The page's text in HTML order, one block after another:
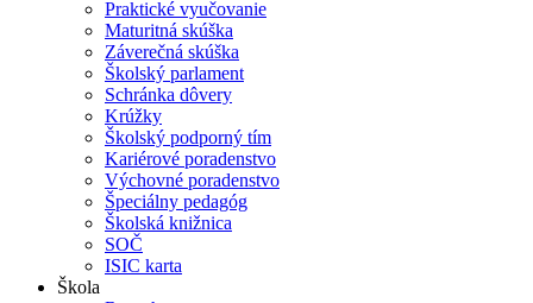
Praktické vyučovanie
Maturitná skúška
Záverečná skúška
Školský parlament
Schránka dôvery
Krúžky
Školský podporný tím
Kariérové poradenstvo
Výchovné poradenstvo
Špeciálny pedagóg
Školská knižnica
SOČ
ISIC karta
Škola